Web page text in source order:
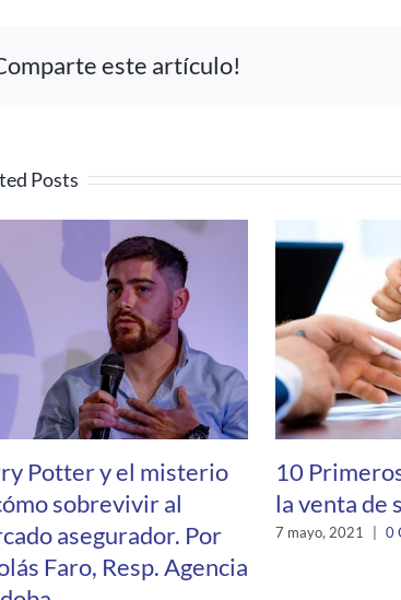
este artículo!
Posts
Potter y el misterio
sobrevivir al
asegurador. Por
Faro, Resp. Agencia
10
la venta de
7 mayo, 2021 0